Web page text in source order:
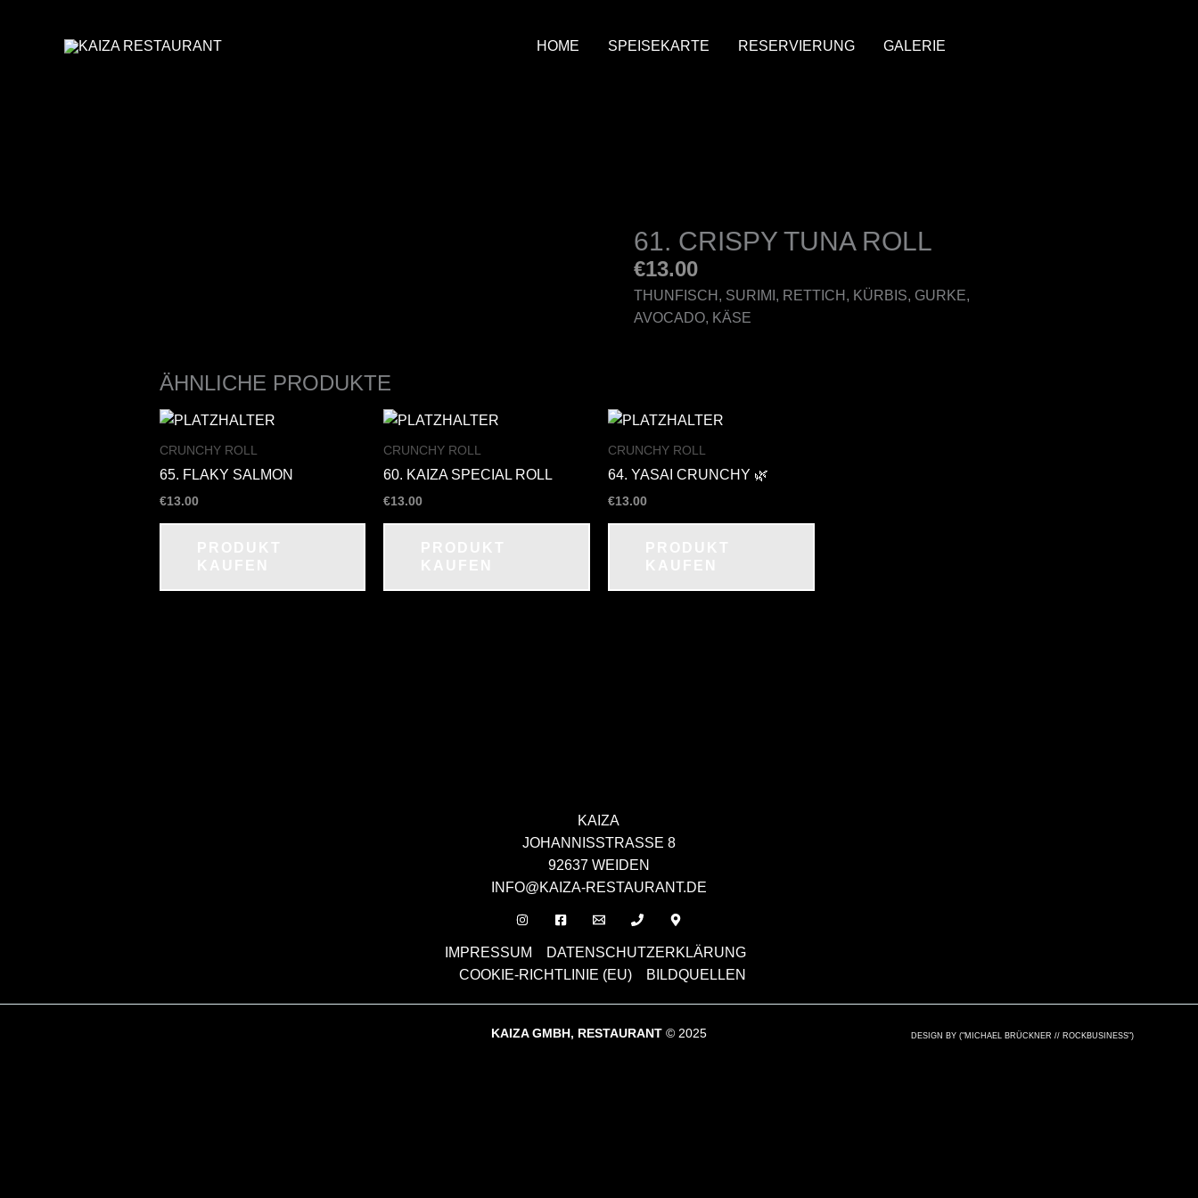
SPRINGEN
HOME SPEISEKARTE RESERVIERUNG GALERIE
61. CRISPY TUNA ROLL
€13.00
THUNFISCH, SURIMI, RETTICH, KÜRBIS, GURKE,
AVOCADO, KÄSE
ÄHNLICHE PRODUKTE
CRUNCHY ROLL
65. FLAKY SALMON
€13.00
CRUNCHY ROLL
60. KAIZA SPECIAL ROLL
€13.00
CRUNCHY ROLL
64. YASAI CRUNCHY 🌿
€13.00
KAIZA
JOHANNISSTRASSE 8
92637 WEIDEN
INFO@KAIZA-RESTAURANT.DE
IMPRESSUM
DATENSCHUTZERKLÄRUNG
COOKIE-RICHTLINIE (EU)
BILDQUELLEN
KAIZA GMBH, RESTAURANT© 2025 DESIGN BY ("MICHAEL BRÜCKNER // ROCKBUSINESS")